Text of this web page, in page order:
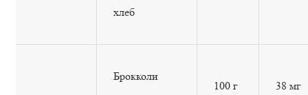
хлеб
Брокколи
100 г 38 мг